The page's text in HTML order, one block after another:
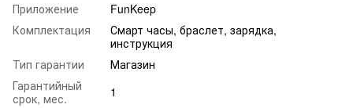
Приложение
FunKeep
Комплектация
Смарт часы, браслет, зарядка,
инструкция
Тип гарантии
Магазин
Гарантийный
срок, мес.
1